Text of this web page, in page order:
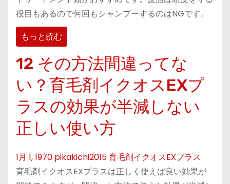
役目もあるので何回もシャンプーするのはNGです。
もっと読む
12 その方法間違ってな
い？育毛剤イクオスEXプ
ラスの効果が半減しない
正しい使い方
1月 1, 1970 pikakichi2015育毛剤イクオスEXプラス
育毛剤イクオスEXプラスは正しく使えば良い効果が